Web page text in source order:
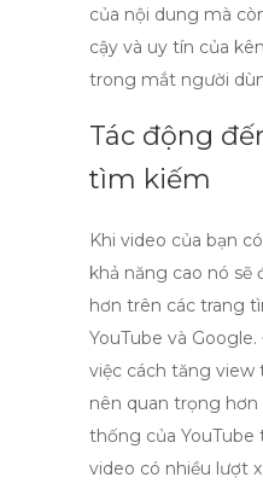
của nội dung mà
cậy và uy tín của
trong mắt người
Tác động
tìm kiếm
Khi video của bạn
khả năng cao nó sẽ
hơn trên các trang
YouTube và
việc cách tăng view
nên quan trọng hơn
thống của
video có nhiều lượt